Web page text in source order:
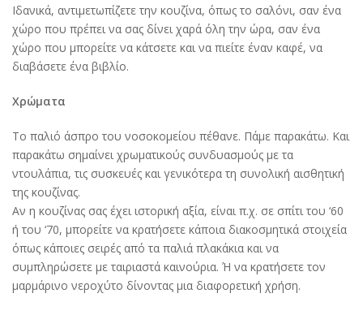
Ιδανικά, αντιμετωπίζετε την κουζίνα, όπως το σαλόνι, σαν ένα
χώρο που πρέπει να σας δίνει χαρά όλη την ώρα, σαν ένα
χώρο που μπορείτε να κάτσετε και να πιείτε έναν καφέ, να
διαβάσετε ένα βιβλίο.
Χρώματα
Το παλιό άσπρο του νοσοκομείου πέθανε. Πάμε παρακάτω. Και
παρακάτω σημαίνει χρωματικούς συνδυασμούς με τα
ντουλάπια, τις συσκευές και γενικότερα τη συνολική αισθητική
της κουζίνας.
Αν η κουζίνας σας έχει ιστορική αξία, είναι π.χ. σε σπίτι του ‘60
ή του ‘70, μπορείτε να κρατήσετε κάποια διακοσμητικά στοιχεία
όπως κάποιες σειρές από τα παλιά πλακάκια και να
συμπληρώσετε με ταιριαστά καινούρια. Ή να κρατήσετε τον
μαρμάρινο νεροχύτο δίνοντας μια διαφορετική χρήση.